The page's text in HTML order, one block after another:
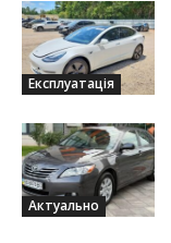
Експлуатація
Актуально